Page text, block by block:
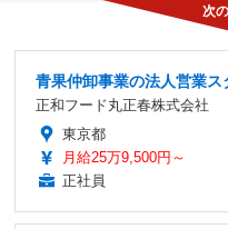
青果仲卸事業の法人営業ス
正和フード丸正春株式会社
東京都
月給25万9,500円～
正社員